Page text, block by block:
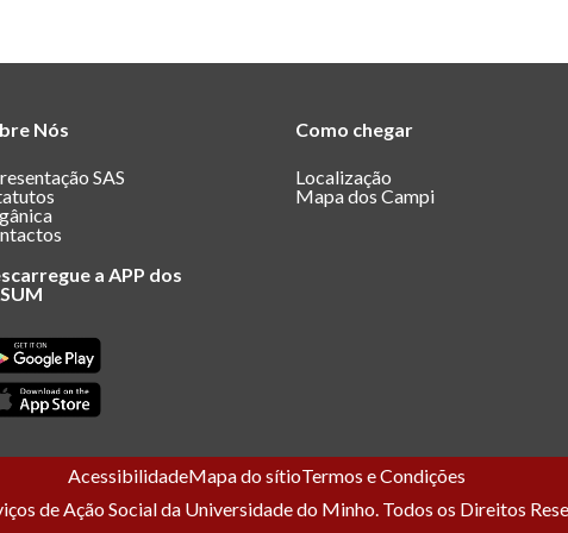
Nós
SAS
a APP dos
Como chegar
Localização
Mapa dos Campi
AcessibilidadeMapa do sítioTermos e Condições
de Ação Social da Universidade do Minho. Todos os Direitos